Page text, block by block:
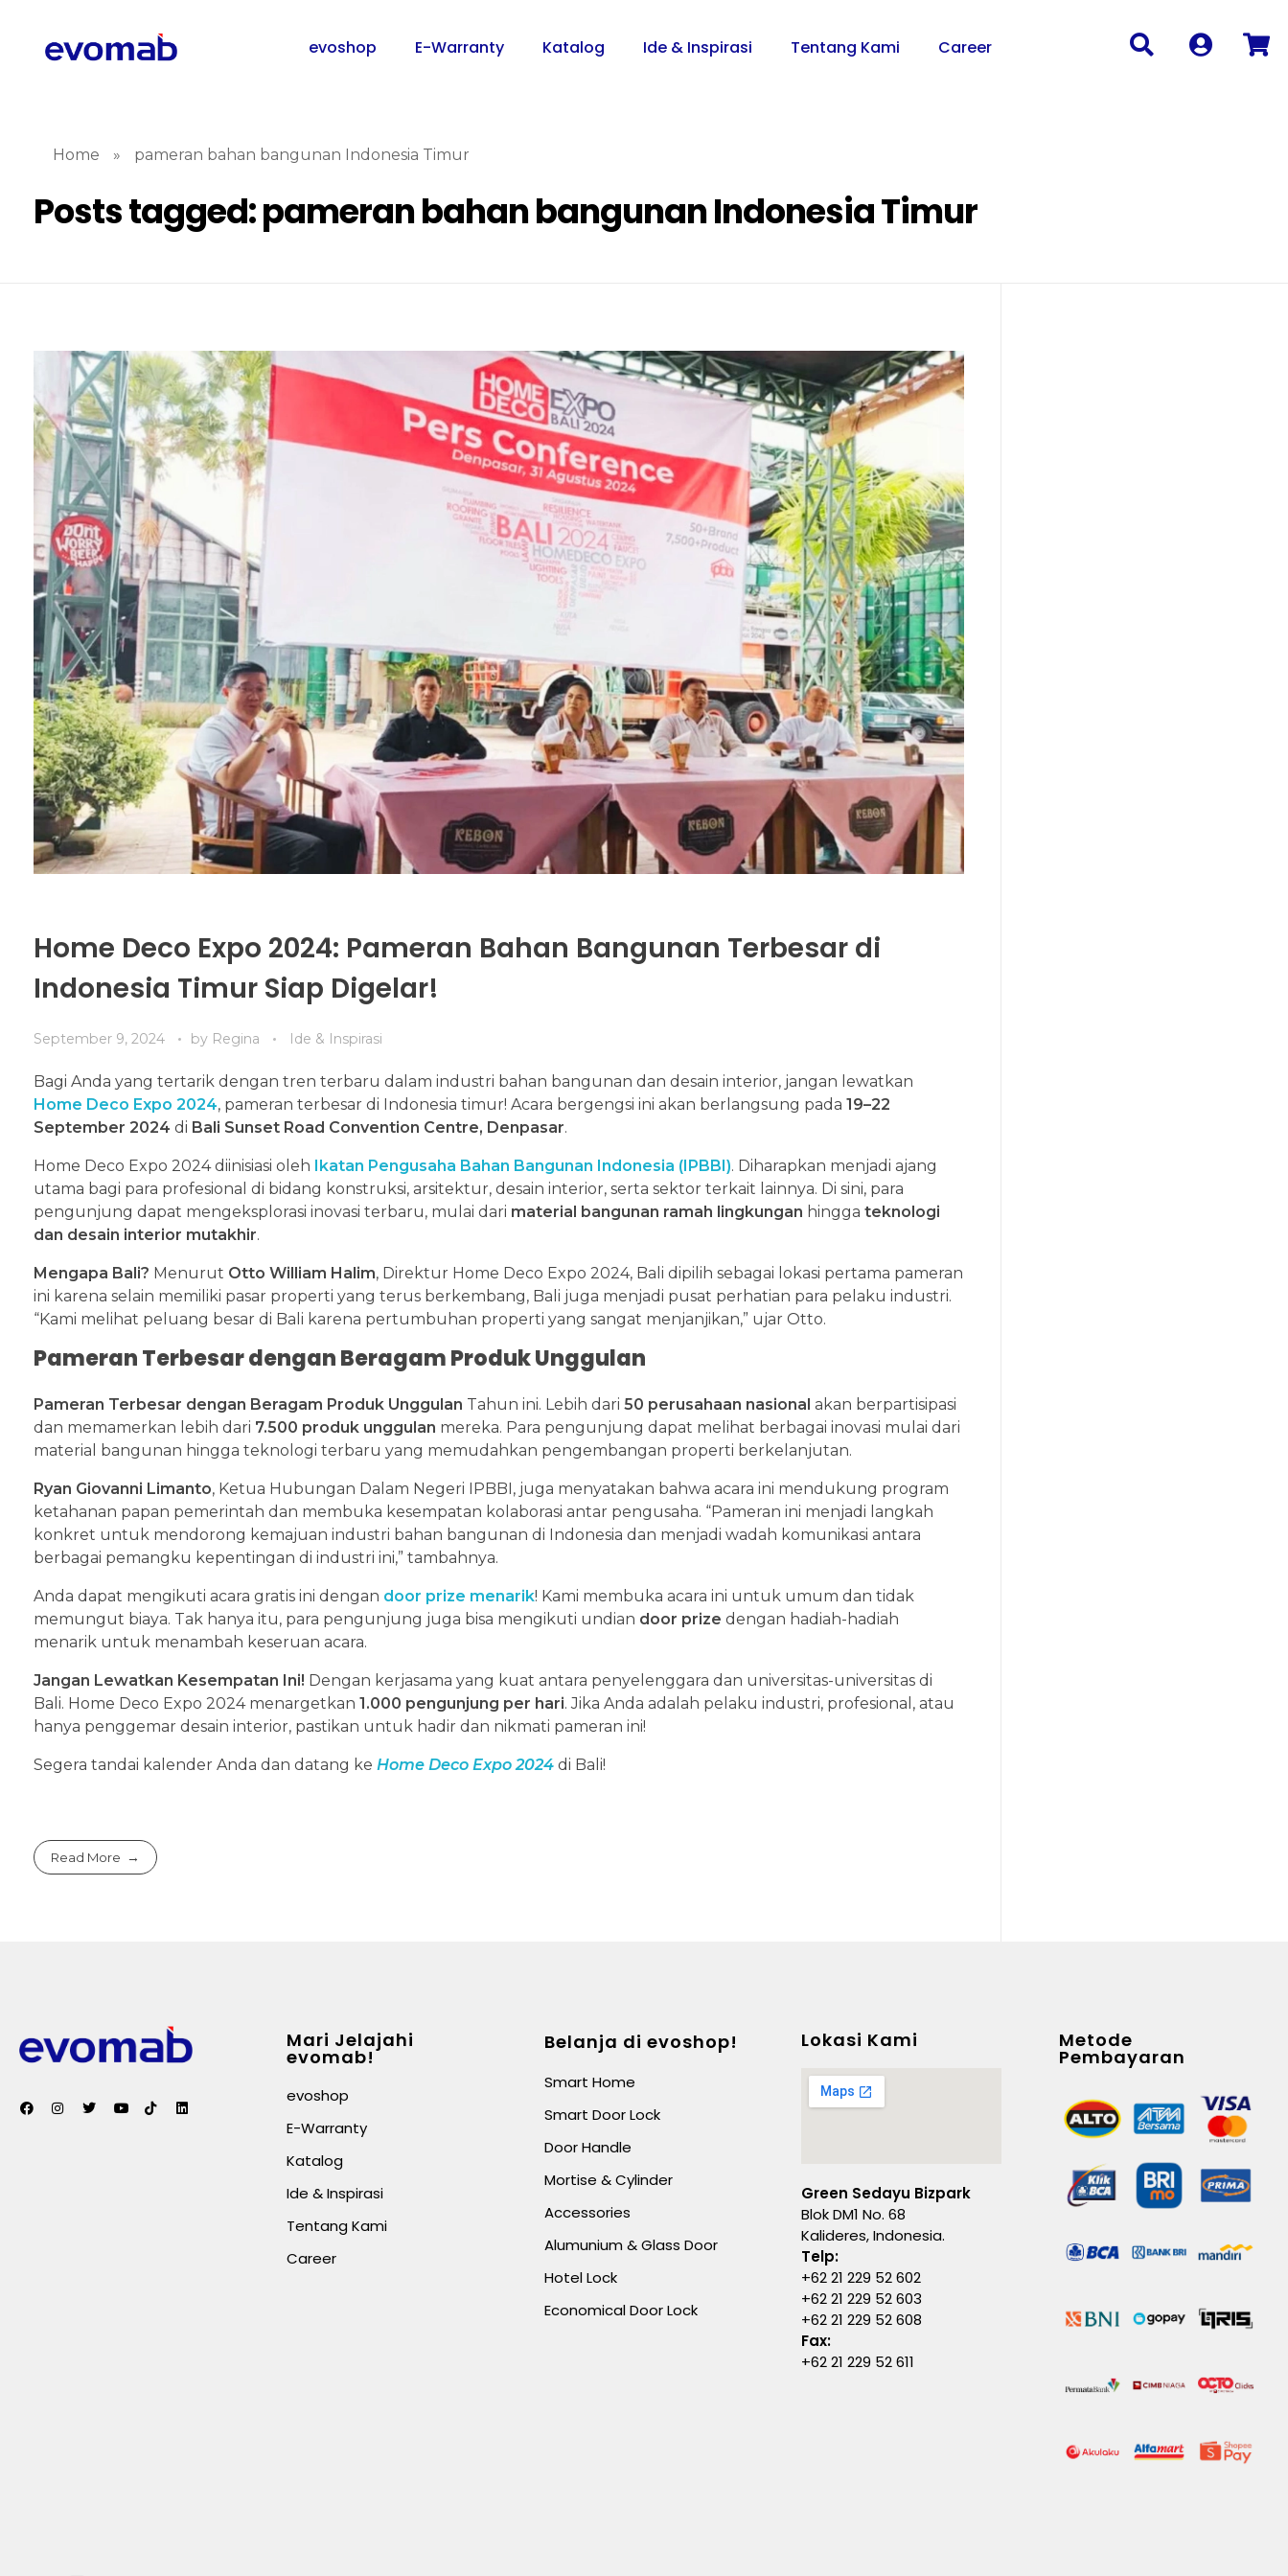
evoshop E-Warranty Katalog Ide & Inspirasi Tentang Kami Career
Home » pameran bahan bangunan Indonesia Timur
Posts tagged: pameran bahan bangunan Indonesia Timur
Home Deco Expo 2024: Pameran Bahan Bangunan Terbesar di
Indonesia Timur Siap Digelar!
September 9, 2024 by Regina Ide & Inspirasi
Bagi Anda yang tertarik dengan tren terbaru dalam industri bahan bangunan dan desain interior, jangan lewatkan
Home Deco Expo 2024, pameran terbesar di Indonesia timur! Acara bergengsi ini akan berlangsung pada 19–22
September 2024 di Bali Sunset Road Convention Centre, Denpasar.
Home Deco Expo 2024 diinisiasi oleh Ikatan Pengusaha Bahan Bangunan Indonesia (IPBBI). Diharapkan menjadi ajang
utama bagi para profesional di bidang konstruksi, arsitektur, desain interior, serta sektor terkait lainnya. Di sini, para
pengunjung dapat mengeksplorasi inovasi terbaru, mulai dari material bangunan ramah lingkungan hingga teknologi
dan desain interior mutakhir.
Mengapa Bali? Menurut Otto William Halim, Direktur Home Deco Expo 2024, Bali dipilih sebagai lokasi pertama pameran
ini karena selain memiliki pasar properti yang terus berkembang, Bali juga menjadi pusat perhatian para pelaku industri.
“Kami melihat peluang besar di Bali karena pertumbuhan properti yang sangat menjanjikan,” ujar Otto.
Pameran Terbesar dengan Beragam Produk Unggulan
Pameran Terbesar dengan Beragam Produk Unggulan Tahun ini. Lebih dari 50 perusahaan nasional akan berpartisipasi
dan memamerkan lebih dari 7.500 produk unggulan mereka. Para pengunjung dapat melihat berbagai inovasi mulai dari
material bangunan hingga teknologi terbaru yang memudahkan pengembangan properti berkelanjutan.
Ryan Giovanni Limanto, Ketua Hubungan Dalam Negeri IPBBI, juga menyatakan bahwa acara ini mendukung program
ketahanan papan pemerintah dan membuka kesempatan kolaborasi antar pengusaha. “Pameran ini menjadi langkah
konkret untuk mendorong kemajuan industri bahan bangunan di Indonesia dan menjadi wadah komunikasi antara
berbagai pemangku kepentingan di industri ini,” tambahnya.
Anda dapat mengikuti acara gratis ini dengan door prize menarik! Kami membuka acara ini untuk umum dan tidak
memungut biaya. Tak hanya itu, para pengunjung juga bisa mengikuti undian door prize dengan hadiah-hadiah
menarik untuk menambah keseruan acara.
Jangan Lewatkan Kesempatan Ini! Dengan kerjasama yang kuat antara penyelenggara dan universitas-universitas di
Bali. Home Deco Expo 2024 menargetkan 1.000 pengunjung per hari. Jika Anda adalah pelaku industri, profesional, atau
hanya penggemar desain interior, pastikan untuk hadir dan nikmati pameran ini!
Segera tandai kalender Anda dan datang ke Home Deco Expo 2024 di Bali!
Read More
Mari Jelajahi
evomab!
evoshop
E-Warranty
Katalog
Ide & Inspirasi
Tentang Kami
Career
Belanja di evoshop!
Smart Home
Smart Door Lock
Door Handle
Mortise & Cylinder
Accessories
Alumunium & Glass Door
Hotel Lock
Economical Door Lock
Lokasi Kami
Green Sedayu Bizpark
Blok DM1 No. 68
Kalideres, Indonesia.
Telp:
+62 21 229 52 602
+62 21 229 52 603
+62 21 229 52 608
Fax:
+62 21 229 52 611
Metode
Pembayaran